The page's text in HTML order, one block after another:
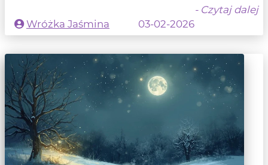
- Czytaj dalej
Wróżka Jaśmina
03-02-2026